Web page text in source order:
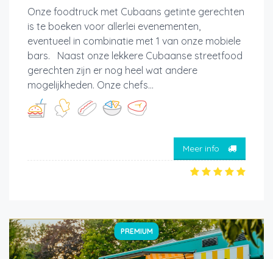
Onze foodtruck met Cubaans getinte gerechten
is te boeken voor allerlei evenementen,
eventueel in combinatie met 1 van onze mobiele
bars. Naast onze lekkere Cubaanse streetfood
gerechten zijn er nog heel wat andere
mogelijkheden. Onze chefs...
Meer info
PREMIUM